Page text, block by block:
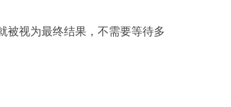
被视为最终结果，不需要等待多